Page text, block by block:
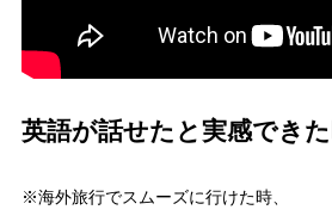
英語が話せたと実感でき
※海外旅行でスムーズに行けた時、